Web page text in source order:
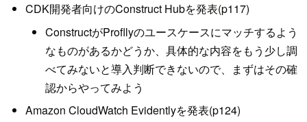
CDK開発者向けのConstruct Hubを発表(p117)
ConstructがProfllyのユースケースにマッチするよう
なものがあるかどうか、具体的な内容をもう少し調
べてみないと導入判断できないので、まずはその確
認からやってみよう
Amazon CloudWatch Evidentlyを発表(p124)